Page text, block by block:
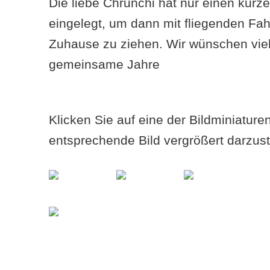
eingelegt, um dann mit fliegenden
Zuhause zu ziehen. Wir wünschen
gemeinsame Jahre
Klicken Sie auf eine der
entsprechende Bild vergrößert